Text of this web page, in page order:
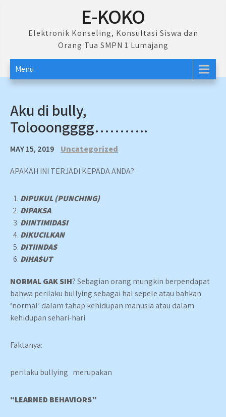
E-KOKO
Elektronik Konseling, Konsultasi Siswa dan
Orang Tua SMPN 1 Lumajang
Menu
Aku di bully,
Tolooongggg………..
MAY 15, 2019 Uncategorized
APAKAH INI TERJADI KEPADA ANDA?
DIPUKUL (PUNCHING)
DIPAKSA
DIINTIMIDASI
DIKUCILKAN
DITIINDAS
DIHASUT
NORMAL GAK SIH? Sebagian orang mungkin berpendapat
bahwa perilaku bullying sebagai hal sepele atau bahkan
‘normal’ dalam tahap kehidupan manusia atau dalam
kehidupan sehari-hari
Faktanya:
perilaku bullying merupakan
“LEARNED BEHAVIORS”